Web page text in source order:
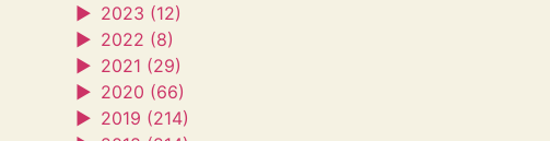
► 2023 (12)
► 2022 (8)
► 2021 (29)
► 2020 (66)
► 2019 (214)